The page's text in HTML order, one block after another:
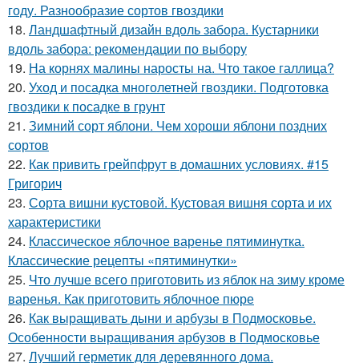
году. Разнообразие сортов гвоздики
18. Ландшафтный дизайн вдоль забора. Кустарники
вдоль забора: рекомендации по выбору
19. На корнях малины наросты на. Что такое галлица?
20. Уход и посадка многолетней гвоздики. Подготовка
гвоздики к посадке в грунт
21. Зимний сорт яблони. Чем хороши яблони поздних
сортов
22. Как привить грейпфрут в домашних условиях. #15
Григорич
23. Сорта вишни кустовой. Кустовая вишня сорта и их
характеристики
24. Классическое яблочное варенье пятиминутка.
Классические рецепты «пятиминутки»
25. Что лучше всего приготовить из яблок на зиму кроме
варенья. Как приготовить яблочное пюре
26. Как выращивать дыни и арбузы в Подмосковье.
Особенности выращивания арбузов в Подмосковье
27. Лучший герметик для деревянного дома.